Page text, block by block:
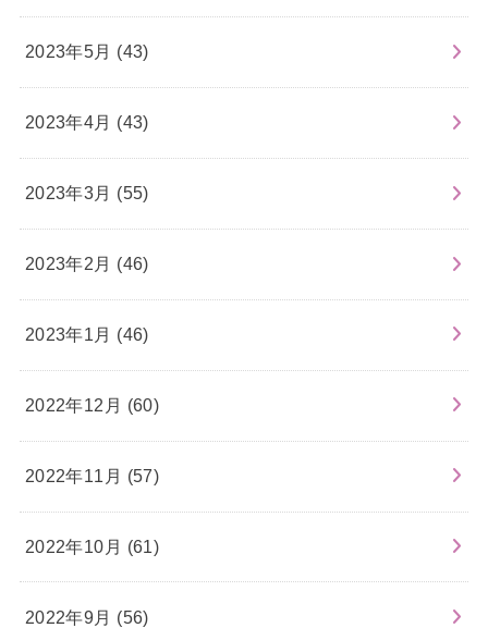
2023年5月 (43)
2023年4月 (43)
2023年3月 (55)
2023年2月 (46)
2023年1月 (46)
2022年12月 (60)
2022年11月 (57)
2022年10月 (61)
2022年9月 (56)